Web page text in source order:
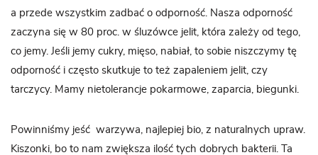
a przede wszystkim zadbać o odporność. Nasza odporność
zaczyna się w 80 proc. w śluzówce jelit, która zależy od tego,
co jemy. Jeśli jemy cukry, mięso, nabiał, to sobie niszczymy tę
odporność i często skutkuje to też zapaleniem jelit, czy
tarczycy. Mamy nietolerancje pokarmowe, zaparcia, biegunki.
Powinniśmy jeść warzywa, najlepiej bio, z naturalnych upraw.
Kiszonki, bo to nam zwiększa ilość tych dobrych bakterii. Ta